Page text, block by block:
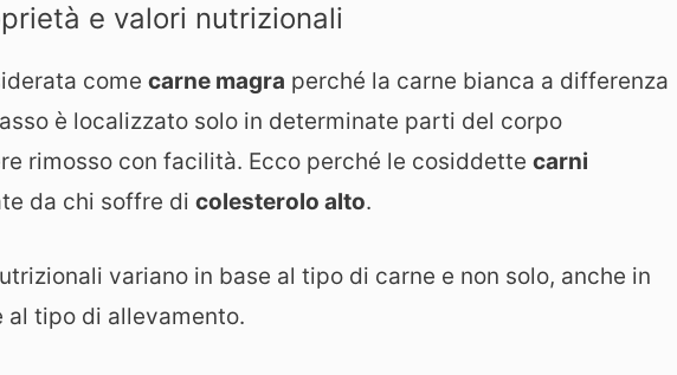
e valori nutrizionali
come carne magra perché la carne bianca a differenza
è localizzato solo in determinate parti del corpo
rimosso con facilità. Ecco perché le cosiddette carni
da chi soffre di colesterolo alto.
variano in base al tipo di carne e non solo, anche in
al tipo di allevamento.